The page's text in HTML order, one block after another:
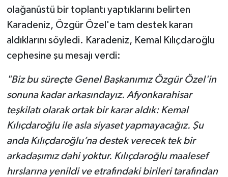
olağanüstü bir toplantı yaptıklarını belirten
Karadeniz, Özgür Özel'e tam destek kararı
aldıklarını söyledi. Karadeniz, Kemal Kılıçdaroğlu
cephesine şu mesajı verdi:
"Biz bu süreçte Genel Başkanımız Özgür Özel'in
sonuna kadar arkasındayız. Afyonkarahisar
teşkilatı olarak ortak bir karar aldık: Kemal
Kılıçdaroğlu ile asla siyaset yapmayacağız. Şu
anda Kılıçdaroğlu’na destek verecek tek bir
arkadaşımız dahi yoktur. Kılıçdaroğlu maalesef
hırslarına yenildi ve etrafındaki birileri tarafından